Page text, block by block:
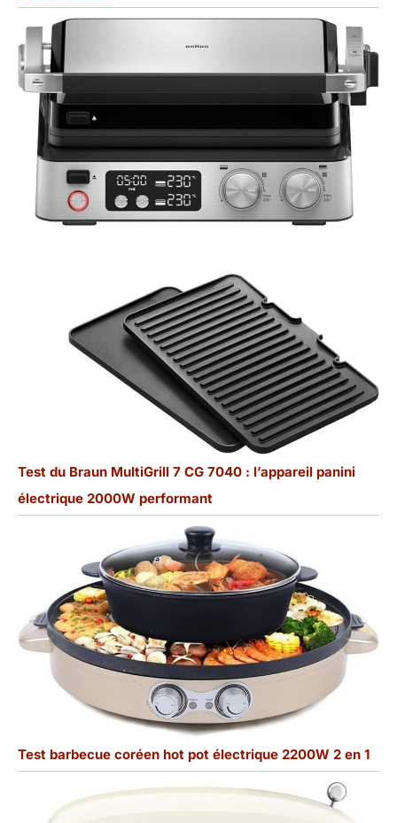
Test du Braun MultiGrill 7 CG 7040 : l’appareil panini
électrique 2000W performant
Test barbecue coréen hot pot électrique 2200W 2 en 1